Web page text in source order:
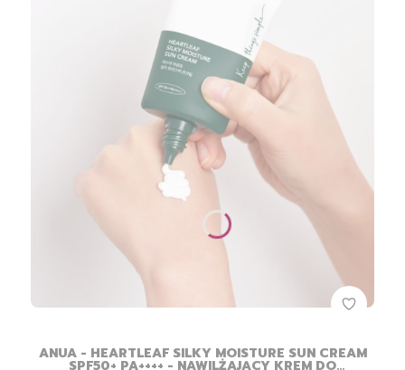
ANUA - HEARTLEAF SILKY MOISTURE SUN CREAM
SPF50+ PA++++ - NAWILŻAJĄCY KREM DO